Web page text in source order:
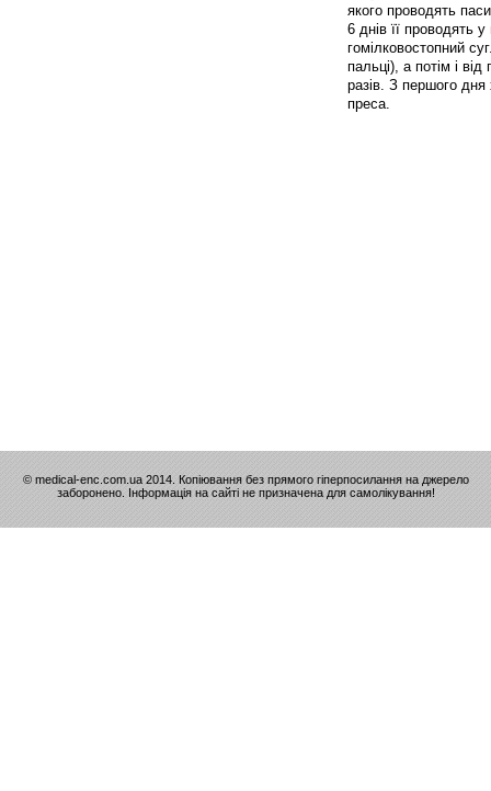
якого проводять
6 днів її проводять
гомілковостопний
пальці), а потім і
разів. З першого
преса.
© medical-enc.com.ua 2014. Копіювання без прямого гіперпосилання на джерело
заборонено. Інформація на сайті не призначена для самолікування!